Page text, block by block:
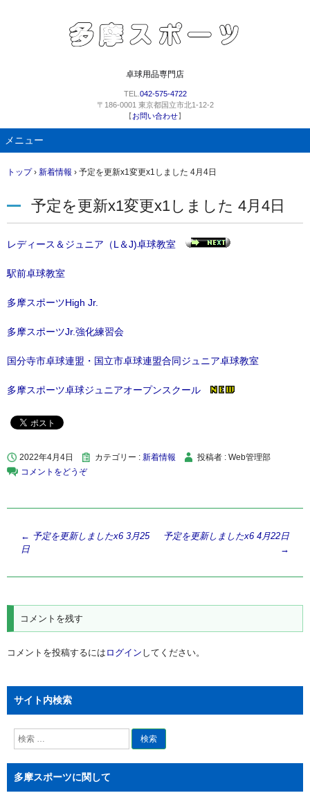
卓球用品専門店
TEL. 042-575-4722
〒186-0001 東京都国立市北1-12-2
【お問い合わせ】
メニュー
ン
ン
ツ
ス
ッ
トップ › 新着情報 › 予定を更新x1変更x1しました 4月4日
予定を更新x1変更x1しました 4月4日
レディース＆ジュニア（L＆J)卓球教室
駅前卓球教室
多摩スポーツHigh Jr.
多摩スポーツJr.強化練習会
国分寺市卓球連盟・国立市卓球連盟合同ジュニア卓球教室
多摩スポーツ卓球ジュニアオープンスクール
2022年4月4日 カテゴリー : 新着情報
投稿者 : Web管理部
コメントをどうぞ
ナ
ゲ
ー
← 予定を更新しましたx6 3月25
日
予定を更新しましたx6 4月22日
→
コメントを残す
コメントを投稿するには ログイン してください。
サイト内検索
検
索
多摩スポーツに関して